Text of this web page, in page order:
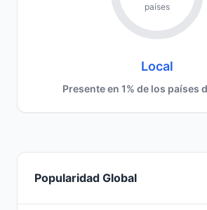
países
Local
Presente en 1% de los países
Popularidad Global